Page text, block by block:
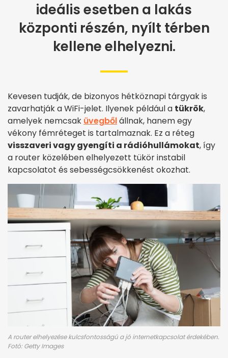
ideális esetben a lakás
központi részén, nyílt térben
kellene elhelyezni.
Kevesen tudják, de bizonyos hétköznapi tárgyak is
zavarhatják a WiFi-jelet. Ilyenek például a tükrök,
amelyek nemcsak üvegbőlállnak, hanem egy
vékony fémréteget is tartalmaznak. Ez a réteg
visszaveri vagy gyengíti a rádióhullámokat, így
a router közelében elhelyezett tükör instabil
kapcsolatot és sebességcsökkenést okozhat.
A router elhelyezése kulcsfontosságú a jó internetkapcsolat érdekében.
Fotó: Getty Images